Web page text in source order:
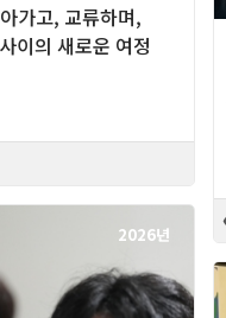
가고, 교류하며,
이의 새로운 여정
2026년